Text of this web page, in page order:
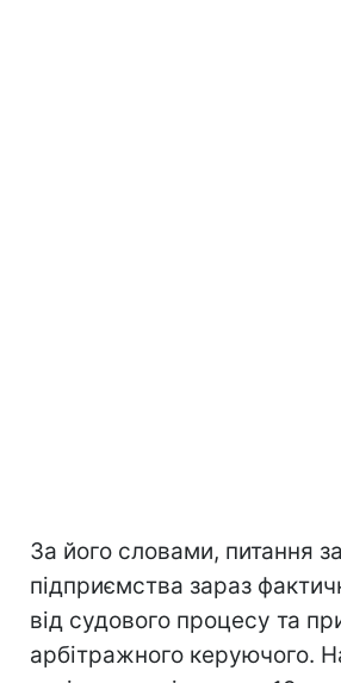
За його словами, питання
підприємства зараз
від судового процесу та
арбітражного керуючого.